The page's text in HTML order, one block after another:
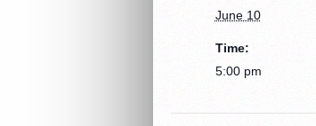
June 10
Time:
5:00 pm